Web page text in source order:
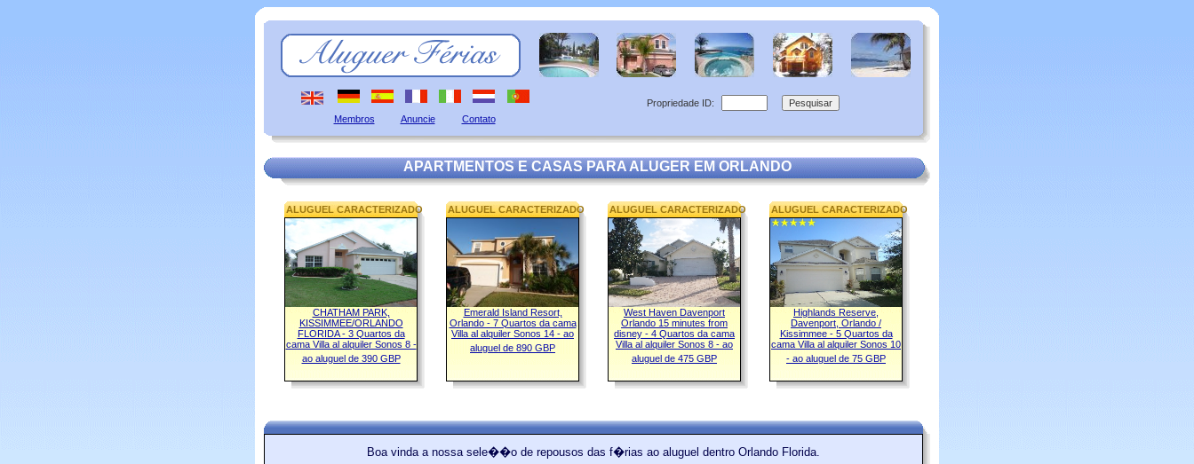
Membros Anuncie Contato
Propriedade ID:
APARTMENTOS E CASAS PARA ALUGER EM ORLANDO
ALUGUEL CARACTERIZADO
CHATHAM PARK,
KISSIMMEE/ORLANDO
FLORIDA - 3 Quartos da
cama Villa al alquiler Sonos 8 -
ao aluguel de 390 GBP
ALUGUEL CARACTERIZADO
Emerald Island Resort,
Orlando - 7 Quartos da cama
Villa al alquiler Sonos 14 - ao
aluguel de 890 GBP
ALUGUEL CARACTERIZADO
West Haven Davenport
Orlando 15 minutes from
disney - 4 Quartos da cama
Villa al alquiler Sonos 8 - ao
aluguel de 475 GBP
ALUGUEL CARACTERIZADO
Highlands Reserve,
Davenport, Orlando /
Kissimmee - 5 Quartos da
cama Villa al alquiler Sonos 10
- ao aluguel de 75 GBP
Boa vinda a nossa sele��o de repousos das f�rias ao aluguel dentro Orlando Florida.